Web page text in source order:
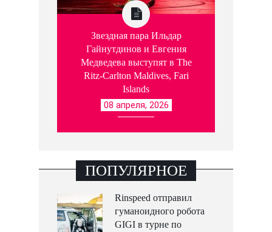
Звездная пара Ильдар
Гайнутдинов и Евгения
Медведева выступят в The
Ritz-Carlton Maldives, Fari
Islands
08 апреля, 2026
ПОПУЛЯРНОЕ
Rinspeed отправил
гуманоидного робота
GIGI в турне по